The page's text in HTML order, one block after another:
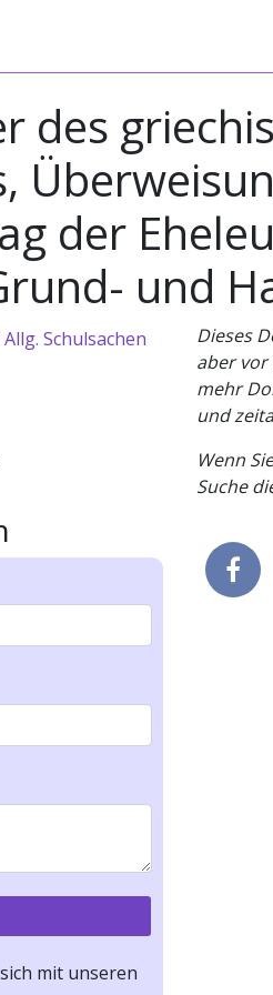
des
der
und
Allg. Schulsachen
mit unseren
Dieses
aber vor
mehr
und
Wenn
Suche